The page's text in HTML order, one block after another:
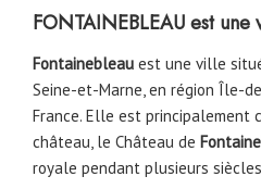
FONTAINEBLEAU est
Fontainebleau est une ville
Seine-et-Marne, en région Île-
France. Elle est principalement
château, le Château de
royale pendant plusieurs